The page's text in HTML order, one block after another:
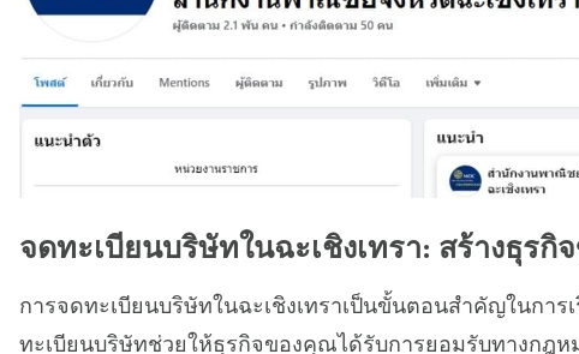
จดทะเบียนบริษัทในฉะเชิงเทรา: สร้างธุร
การจดทะเบียนบริษัทในฉะเชิงเทราเป็นขั้นตอนสำคัญในกา
ทะเบียนบริษัทช่วยให้ธุรกิจของคุณได้รับการยอมรับทางกฎห